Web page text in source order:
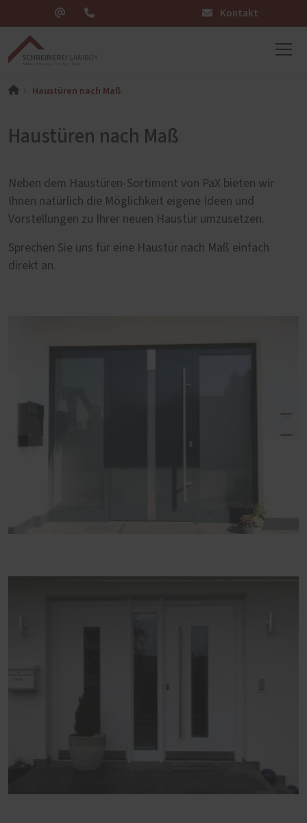
Kontakt
Haustüren nach Maß
Haustüren nach Maß
Neben dem Haustüren-Sortiment von PaX bieten wir
Ihnen natürlich die Möglichkeit eigene Ideen und
Vorstellungen zu Ihrer neuen Haustür umzusetzen.
Sprechen Sie uns für eine Haustür nach Maß einfach
direkt an.